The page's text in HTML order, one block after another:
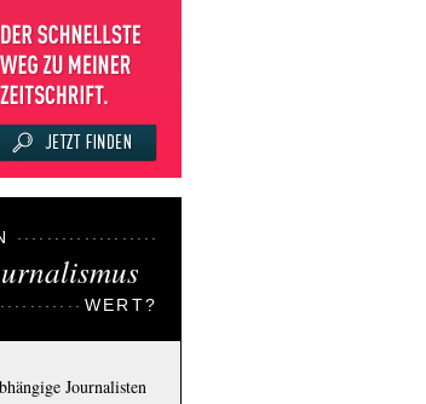
WERT?
Journalisten